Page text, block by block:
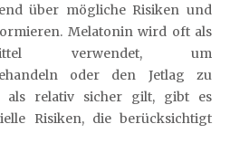
über mögliche Risiken und
Melatonin wird oft als
verwendet, um
oder den Jetlag zu
als relativ sicher gilt, gibt es
Risiken, die berücksichtigt